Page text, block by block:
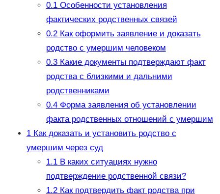
0.1Особенности установления
фактических родственных связей
0.2Как оформить заявление и доказать
родство с умершим человеком
0.3Какие документы подтверждают факт
родства с близкими и дальними
родственниками
0.4Форма заявления об установлении
факта родственных отношений с умершим
1Как доказать и установить родство с
умершим через суд
1.1В каких ситуациях нужно
подтверждение родственной связи?
1.2Как подтвердить факт родства при